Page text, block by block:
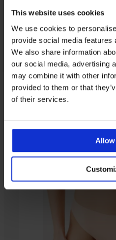
This website uses cookies
We use cookies to
provide social media features
We also share information
our social media, advertising
may combine it with other
provided to them or that
of their services.
4,5
Brazilky
Z